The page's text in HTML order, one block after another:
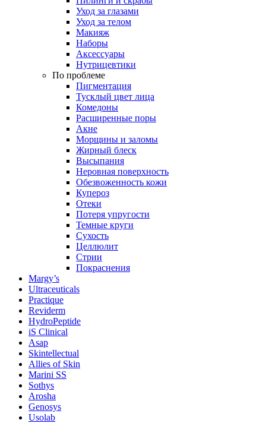
Уход за глазами
Уход за телом
Макияж
Наборы
Аксессуары
Нутрицевтики
По проблеме
Пигментация
Тусклый цвет лица
Комедоны
Расширенные поры
Акне
Морщины и заломы
Жирный блеск
Высыпания
Неровная поверхность
Обезвоженность кожи
Купероз
Отеки
Потеря упругости
Темные круги
Сухость
Целлюлит
Стрии
Покраснения
Margy’s
Ultraceuticals
Practique
Reviderm
HydroPeptide
iS Clinical
Asap
Skintellectual
Allies of Skin
Marini SS
Sothys
Arosha
Genosys
Usolab